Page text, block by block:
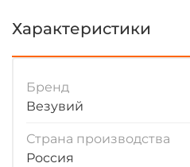
Характеристики
Бренд
Везувий
Страна производства
Россия